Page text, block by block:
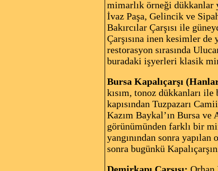
mimarlık örneği dükkanlar
İvaz Paşa, Gelincik ve
Bakırcılar Çarşısı ile
Çarşısına inen kesimler
restorasyon sırasında
buradaki işyerleri klasik
Bursa Kapalıçarşı
kısım, tonoz dükkanları ile
kapısından Tuzpazarı
Kazım Baykal’ın Bursa
görünümünden farklı bir
yangınından sonra
sonra bugünkü